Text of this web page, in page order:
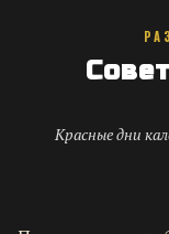
Красные дни